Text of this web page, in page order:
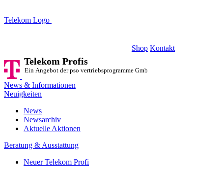
Telekom Logo
Shop Kontakt
Telekom Profis
Ein Angebot der pso vertriebsprogramme GmbH
News & Informationen
Neuigkeiten
News
Newsarchiv
Aktuelle Aktionen
Beratung & Ausstattung
Neuer Telekom Profi